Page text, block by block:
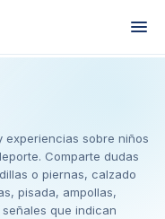
experiencias sobre niños
Comparte dudas
o piernas, calzado
pisada, ampollas,
que indican